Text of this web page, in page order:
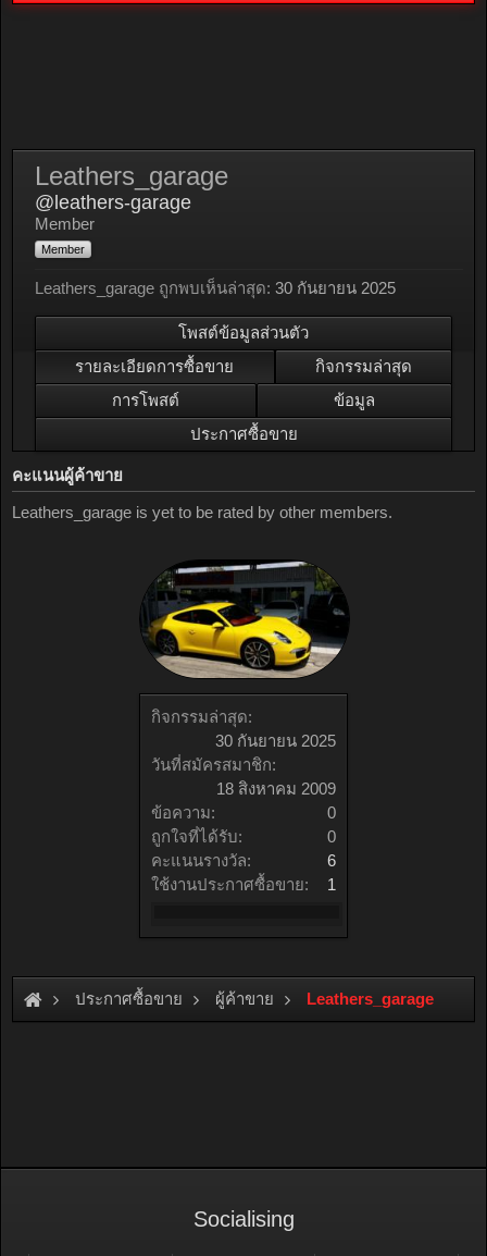
กิจกรรมล่าสุด:
30 กันยายน 2025
วันที่สมัครสมาชิก:
18 สิงหาคม 2009
ข้อความ:
0
ถูกใจที่ได้รับ:
0
คะแนนรางวัล:
6
ใช้งานประกาศซื้อขาย:
1
Leathers_garage
@leathers-garage
Member
Member
Leathers_garage ถูกพบเห็นล่าสุด: 30 กันยายน 2025
โพสต์ข้อมูลส่วนตัว
รายละเอียดการซื้อขาย
กิจกรรมล่าสุด
การโพสต์
ข้อมูล
ประกาศซื้อขาย
คะแนนผู้ค้าขาย
Leathers_garage is yet to be rated by other members.
ประกาศซื้อขาย ผู้ค้าขาย Leathers_garage
Socialising